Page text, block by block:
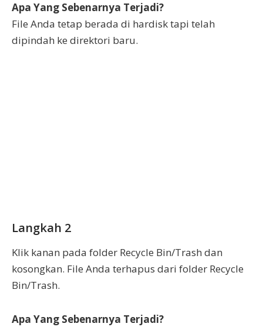
Apa Yang Sebenarnya Terjadi?
File Anda tetap berada di hardisk tapi telah
dipindah ke direktori baru.
Langkah 2
Klik kanan pada folder Recycle Bin/Trash dan
kosongkan. File Anda terhapus dari folder Recycle
Bin/Trash.
Apa Yang Sebenarnya Terjadi?